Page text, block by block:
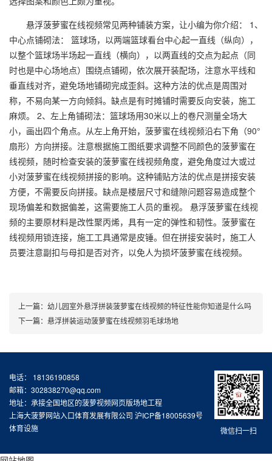
悬浮菠萝蜜在线视频常见两种铺装方案，让小编为你介绍： 1、
中心点铺砌法： 篮球场，以两端篮球看台中心起一直线（纵向），
以整个篮球场半场起一直线（横向），以两直线的交点为起点（同
时也是中心场地点）围绕点铺砌，依次展开装配场，注意水平线和
垂直线对齐，避免场地铺砌完成歪斜。这种方法的优点是周围对
称，不易向某一方向倾斜。缺点是有时摊铺时需要反向安装，施工
麻烦。 2、左上角铺砌法：篮球场用30米以上的卷尺测量全场大
小，画出四个角点。从左上角开始，菠萝蜜在线视频沿右下角（90°
扇形）方向拼接。注意根据施工图纸要求调整不同颜色的菠萝蜜在
线视频，随时检查安装的菠萝蜜在线视频角度，避免角度过大或过
小对菠萝蜜在线视频拼接的影响。这种铺贴方法的优点是拼接安装
方便，不需要反向拼接。缺点是楼层尺寸和缝隙问题容易造成整个
现场偏差和数据偏差，这需要施工人员的重视。 悬浮菠萝蜜在线视
频的主要原材料是改性聚丙烯，具有一定的弹性和韧性。菠萝蜜在
线视频用锁连接，施工工具通常是皮锤。但在拼接安装时，施工人
员要注意副扣与母扣是否对齐，以免人为损坏菠萝蜜在线视频。
上一篇： 幼儿园室外悬浮拼装菠萝蜜在线视频的特征性能你知道是什么吗
下一篇： 悬浮拼装运动菠萝蜜在线视频羽毛球场地
微信扫一扫
电话： 18136190858
邮箱：302838270@qq.com
地址：承接全国地区的菠萝视频网页版场地工程
上海大菠萝网站入口体育发展有限公司 沪ICP备18005639号
体育设施